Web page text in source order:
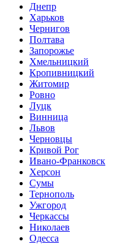
Днепр
Харьков
Чернигов
Полтава
Запорожье
Хмельницкий
Кропивницкий
Житомир
Ровно
Луцк
Винница
Львов
Черновцы
Кривой Рог
Ивано-Франковск
Херсон
Сумы
Тернополь
Ужгород
Черкассы
Николаев
Одесса